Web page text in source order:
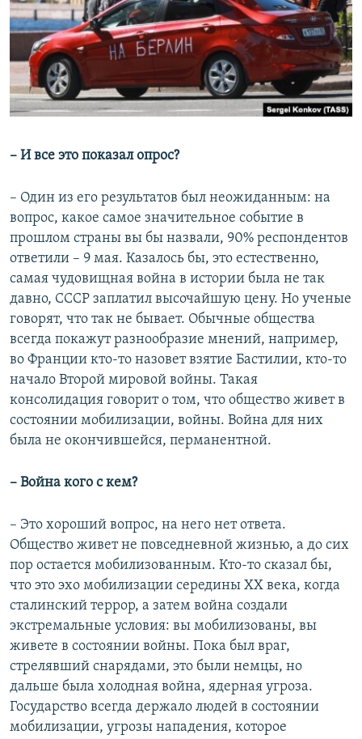
– И все это показал опрос?
– Один из его результатов был неожиданным: на
вопрос, какое самое значительное событие в
прошлом страны вы бы назвали, 90% респондентов
ответили – 9 мая. Казалось бы, это естественно,
самая чудовищная война в истории была не так
давно, СССР заплатил высочайшую цену. Но ученые
говорят, что так не бывает. Обычные общества
всегда покажут разнообразие мнений, например,
во Франции кто-то назовет взятие Бастилии, кто-то
начало Второй мировой войны. Такая
консолидация говорит о том, что общество живет в
состоянии мобилизации, войны. Война для них
была не окончившейся, перманентной.
– Война кого с кем?
– Это хороший вопрос, на него нет ответа.
Общество живет не повседневной жизнью, а до сих
пор остается мобилизованным. Кто-то сказал бы,
что это эхо мобилизации середины ХХ века, когда
сталинский террор, а затем война создали
экстремальные условия: вы мобилизованы, вы
живете в состоянии войны. Пока был враг,
стрелявший снарядами, это были немцы, но
дальше была холодная война, ядерная угроза.
Государство всегда держало людей в состоянии
мобилизации, угрозы нападения, которое